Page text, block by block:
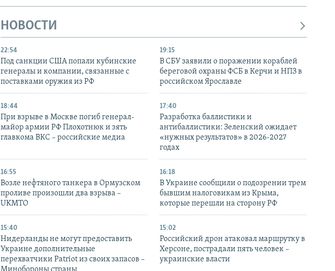
НОВОСТИ
22:54
Под санкции США попали кубинские
генералы и компании, связанные с
поставками оружия из РФ
19:15
В СБУ заявили о поражении кораблей
береговой охраны ФСБ в Керчи и НПЗ в
российском Ярославле
18:44
При взрыве в Москве погиб генерал-
майор армии РФ Плохотнюк и зять
главкома ВКС – российские медиа
17:40
Разработка баллистики и
антибаллистики: Зеленский ожидает
«нужных результатов» в 2026-2027
годах
16:55
Возле нефтяного танкера в Ормузском
проливе произошли два взрыва –
UKMTO
16:18
В Украине сообщили о подозрении трем
бывшим налоговикам из Крыма,
которые перешли на сторону РФ
15:40
Нидерланды не могут предоставить
Украине дополнительные
перехватчики Patriot из своих запасов –
15:02
Российский дрон атаковал маршрутку в
Херсоне, пострадали пять человек –
украинские власти